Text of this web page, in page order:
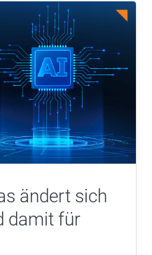
ändert sich
damit für